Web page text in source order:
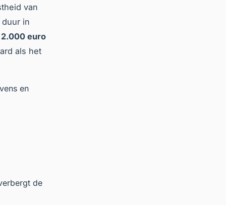
van
in
2.000 euro
als het
en
de